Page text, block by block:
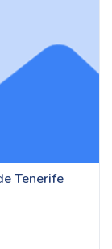
Tenerife